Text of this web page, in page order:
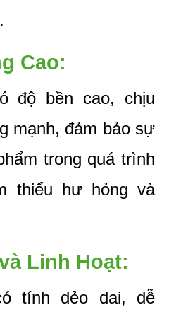
Cao:
độ bền cao, chịu
mạnh, đảm bảo sự
trong quá trình
thiểu hư hỏng và
Linh Hoạt:
tính dẻo dai, dễ